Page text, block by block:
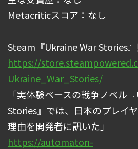
Metacriticスコア：なし
Steam『Ukraine War Stories
https://
Ukraine_War_Stories/
「実体験ベースの戦争ノベル
Stories』では、日本のプレイ
理由を開発者に訊いた」
https://automaton-